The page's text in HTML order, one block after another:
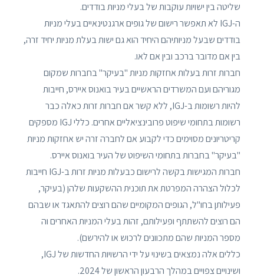
שליטה בין ישויות עוקבות של בעלי מניות בודדים.
ה-IGJ לא תאפשר רישום של גופים ארגנטינאיים בעלי מניות
בודדים שבעל מניותיהם היחיד הוא גם ישות בעלת מניות יחיד זרה,
בין אם מדובר ברכב ובין אם לאו.
חברות זרות בעלות אחזקות מניות "בעיקר" בחברות שמקום
מגוריהם ועם המשרדים הראשיים בעיר בואנוס איירס, חייבות
להיות רשומות ב-IGJ, ללא קשר אם חברות זרות כאלה כבר
רשומות בתחומי שיפוט פרובינציאליים אחרים. כללי IGJ מספקים
קריטריונים מסוימים כדי לקבוע אם לחברה זרה יש אחזקות מניות
"בעיקר" בחברות בתחומי השיפוט של העיר בואנוס איירס.
חברות המגישות בקשה לרישום כבעלות מניות זרות ב-IGJ חייבות
לכלול הצהרה המפרטת את תוכנית ההשקעות שלהן (בעיקר,
פעילותן בחו"ל, הגופים המקומיים שהם רוצים להתאגד או שבהם
הם רוצים להשתתף ופעילותם, זהות בעלי המניות האחרים וה
מספר המניות שהם מתכוונים לרכוש או להירשם).
כללים אלה נמצאים בשינוי על ידי הרשויות החדשות של IGJ,
ושינויים צפויים במהלך הרבעון הראשון של 2024.